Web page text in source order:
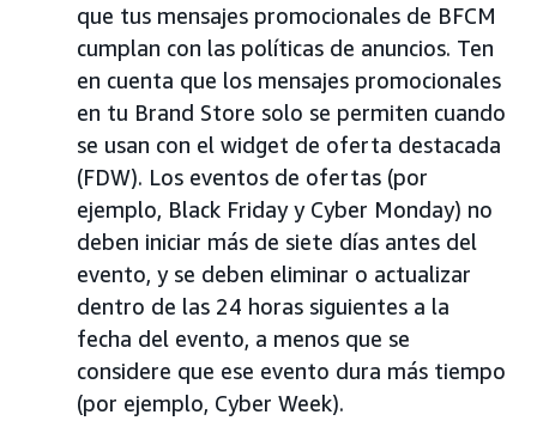
que tus mensajes promocionales de BFCM
cumplan con las políticas de anuncios. Ten
en cuenta que los mensajes promocionales
en tu Brand Store solo se permiten cuando
se usan con el widget de oferta destacada
(FDW). Los eventos de ofertas (por
ejemplo, Black Friday y Cyber Monday) no
deben iniciar más de siete días antes del
evento, y se deben eliminar o actualizar
dentro de las 24 horas siguientes a la
fecha del evento, a menos que se
considere que ese evento dura más tiempo
(por ejemplo, Cyber Week).